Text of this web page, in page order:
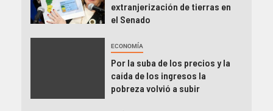
extranjerización de tierras en
el Senado
ECONOMÍA
Por la suba de los precios y la
caída de los ingresos la
pobreza volvió a subir